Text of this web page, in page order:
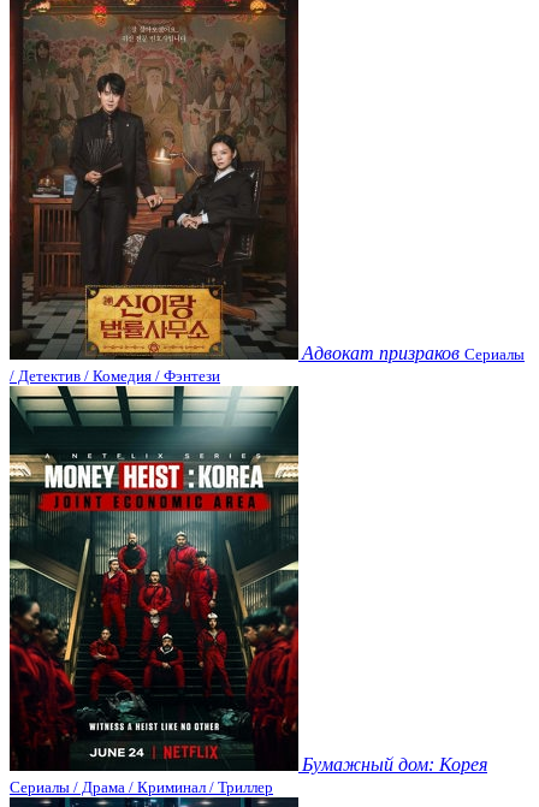
Адвокат призраков Сериалы
/ Детектив / Комедия / Фэнтези
Бумажный дом: Корея
Сериалы / Драма / Криминал / Триллер